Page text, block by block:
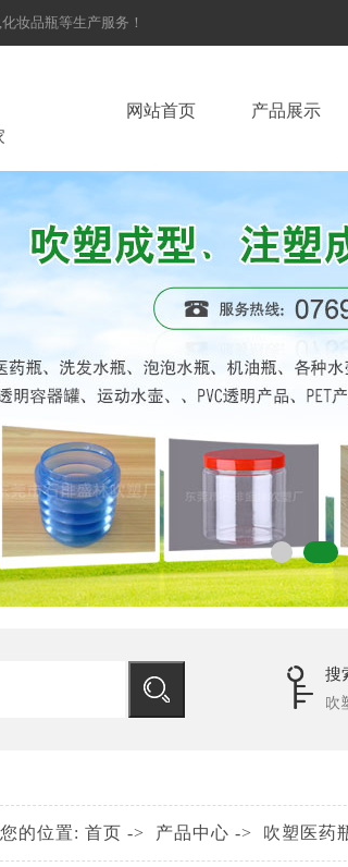
妆品瓶等生产服务！
网站首页 产品展示
搜
吹
您的位置: 首页 -> 产品中心 -> 吹塑医药